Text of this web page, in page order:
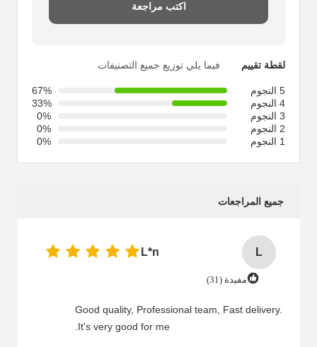
اكتب مراجعة
لقطة تقييم فيما يلي توزيع جميع التصنيفات
5 النجوم
67%
4 النجوم
33%
3 النجوم
0%
2 النجوم
0%
1 النجوم
0%
جميع المراجعات
L
L*n
مفيدة (31)
Good quality, Professional team, Fast delivery.
It's very good for me.